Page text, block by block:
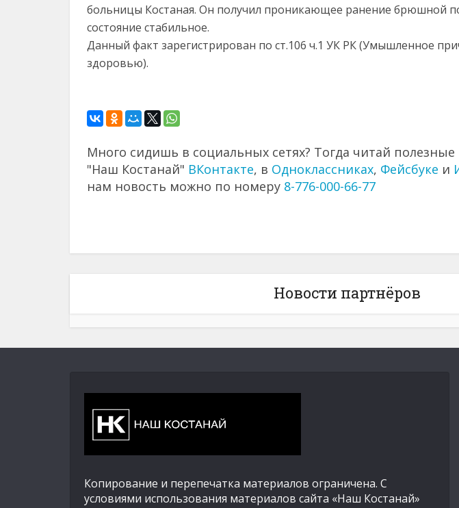
больницы Костаная. Он получил проникающее ранение брюшной
состояние стабильное.
Данный факт зарегистрирован по ст.106 ч.1 УК РК (Умышленное
здоровью).
Много сидишь в социальных сетях? Тогда читай полезные
"Наш Костанай" ВКонтакте, в Одноклассниках, Фейсбуке и
нам новость можно по номеру 8-776-000-66-77
Новости партнёров
Копирование и перепечатка материалов ограничена. С
условиями использования материалов сайта «Наш Костанай»